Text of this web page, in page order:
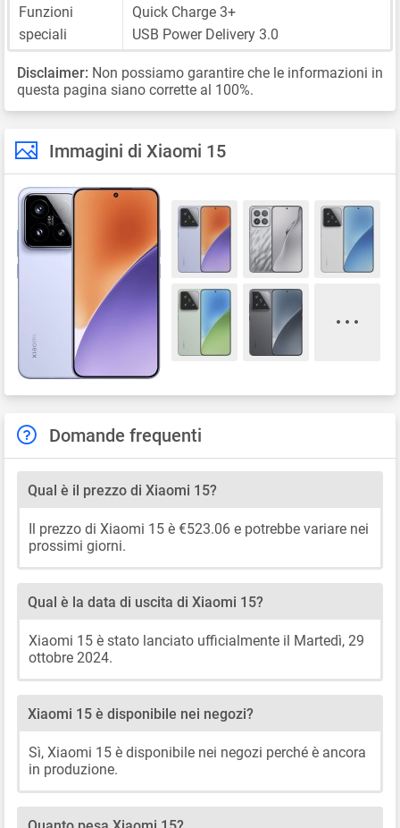
Funzioni
speciali
Quick Charge 3+
USB Power Delivery 3.0
Disclaimer: Non possiamo garantire che le informazioni in
questa pagina siano corrette al 100%.
Immagini di Xiaomi 15
Domande frequenti
Qual è il prezzo di Xiaomi 15?
Il prezzo di Xiaomi 15 è €523.06 e potrebbe variare nei
prossimi giorni.
Qual è la data di uscita di Xiaomi 15?
Xiaomi 15 è stato lanciato ufficialmente il Martedì, 29
ottobre 2024.
Xiaomi 15 è disponibile nei negozi?
Sì, Xiaomi 15 è disponibile nei negozi perché è ancora
in produzione.